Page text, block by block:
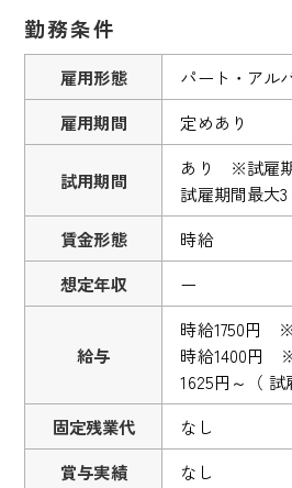
勤務条件
雇用形態
パート・アル
雇用期間
定めあり
試用期間
あり ※試雇期
試雇期間最大3
賃金形態
時給
想定年収
ー
給与
時給1750円
時給1400円 ※
1625円～（
固定残業代
なし
賞与実績
なし